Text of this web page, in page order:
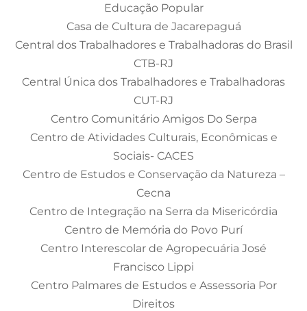
Educação Popular
Casa de Cultura de Jacarepaguá
Central dos Trabalhadores e Trabalhadoras do Brasil
CTB-RJ
Central Única dos Trabalhadores e Trabalhadoras
CUT-RJ
Centro Comunitário Amigos Do Serpa
Centro de Atividades Culturais, Econômicas e
Sociais- CACES
Centro de Estudos e Conservação da Natureza –
Cecna
Centro de Integração na Serra da Misericórdia
Centro de Memória do Povo Purí
Centro Interescolar de Agropecuária José
Francisco Lippi
Centro Palmares de Estudos e Assessoria Por
Direitos